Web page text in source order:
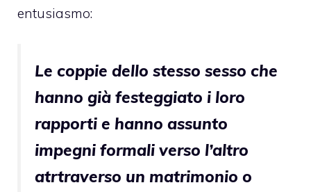
entusiasmo:
Le coppie dello stesso sesso che
hanno già festeggiato i loro
rapporti e hanno assunto
impegni formali verso l’altro
atrtraverso un matrimonio o